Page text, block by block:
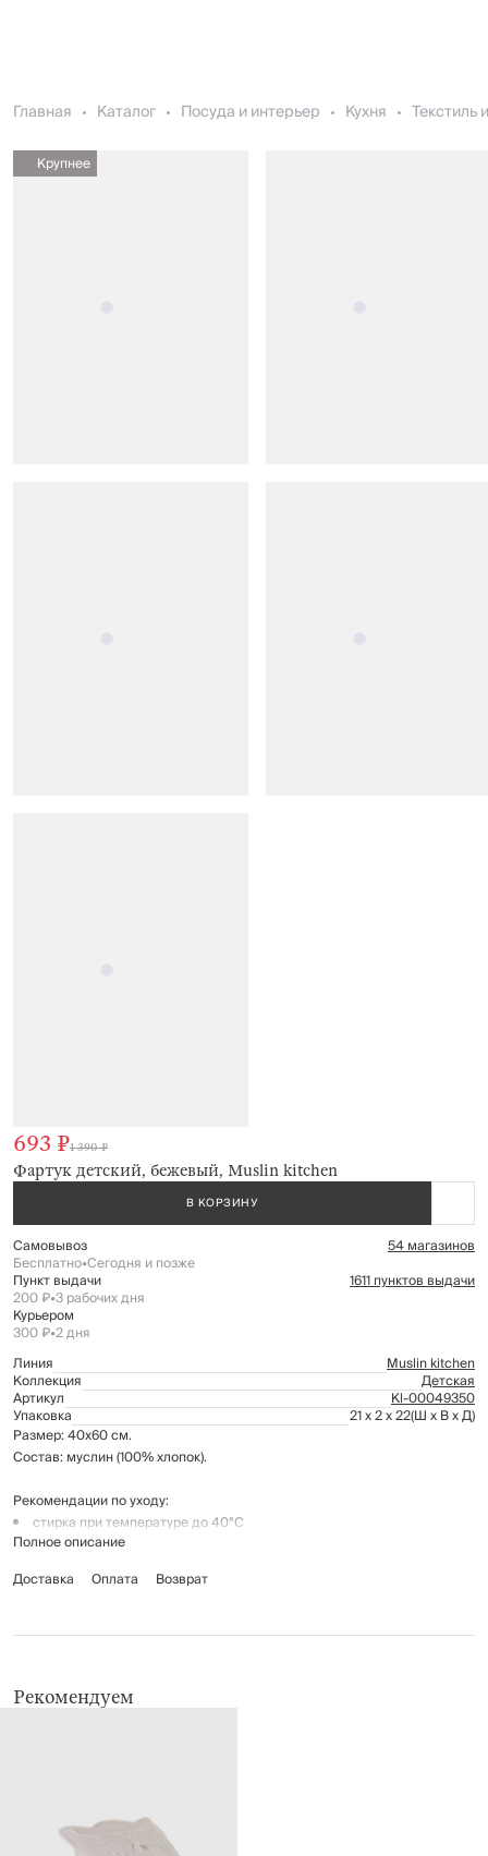
Главная Каталог Посуда и интерьер Кухня Текстиль
Крупнее
Фартук детский, бежевый, Muslin kitchen
693 ₽1 390 ₽
В КОРЗИНУ
Самовывоз 54 магазинов
Бесплатно•Сегодня и позже
Пункт выдачи 1611 пунктов выдачи
200 ₽•3 рабочих дня
Курьером
300 ₽•2 дня
Линия
Muslin kitchen
Коллекция Детская
Артикул Kl-00049350
Упаковка 21 x 2 x 22(Ш x В x Д)
Размер: 40х60 см.
Состав: муслин (100% хлопок).
Рекомендации по уходу:
стирка при температуре до 40°C
не отбеливать
гладить при средней температуре (до 150°C)
Полное описание
Доставка
Оплата Возврат
Рекомендуем